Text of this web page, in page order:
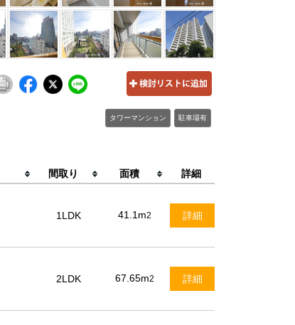
タワーマンション 駐車場有
間取り 面積 詳細
1LDK 41.1m2 詳細
2LDK 67.65m2 詳細